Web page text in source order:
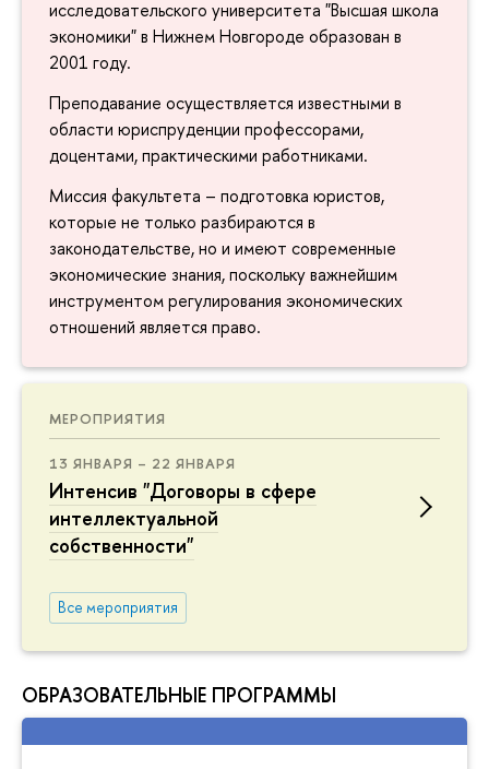
исследовательского университета "Высшая школа
экономики" в Нижнем Новгороде образован в
2001 году.
Преподавание осуществляется известными в
области юриспруденции профессорами,
доцентами, практическими работниками.
Миссия факультета – подготовка юристов,
которые не только разбираются в
законодательстве, но и имеют современные
экономические знания, поскольку важнейшим
инструментом регулирования экономических
отношений является право.
МЕРОПРИЯТИЯ
13 ЯНВАРЯ – 22 ЯНВАРЯ
Интенсив "Договоры в сфере
интеллектуальной
собственности"
Все мероприятия
ОБРАЗОВАТЕЛЬНЫЕ ПРОГРАММЫ